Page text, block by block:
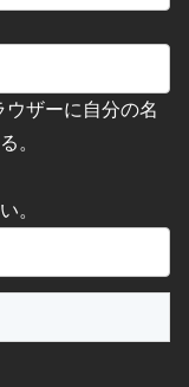
ザーに自分の名
。
。